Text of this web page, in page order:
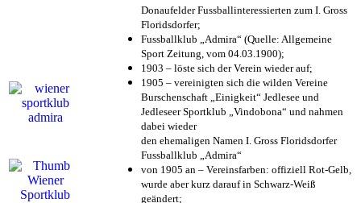
Donaufelder Fussballinteressierten zum I. Gross
Floridsdorfer;
Fussballklub „Admira“ (Quelle: Allgemeine
Sport Zeitung, vom 04.03.1900);
1903 – löste sich der Verein wieder auf;
1905 – vereinigten sich die wilden Vereine
Burschenschaft „Einigkeit“ Jedlesee und
Jedleseer Sportklub „Vindobona“ und nahmen
dabei wieder
den ehemaligen Namen I. Gross Floridsdorfer
Fussballklub „Admira“
von 1905 an – Vereinsfarben: offiziell Rot-Gelb,
wurde aber kurz darauf in Schwarz-Weiß
geändert;